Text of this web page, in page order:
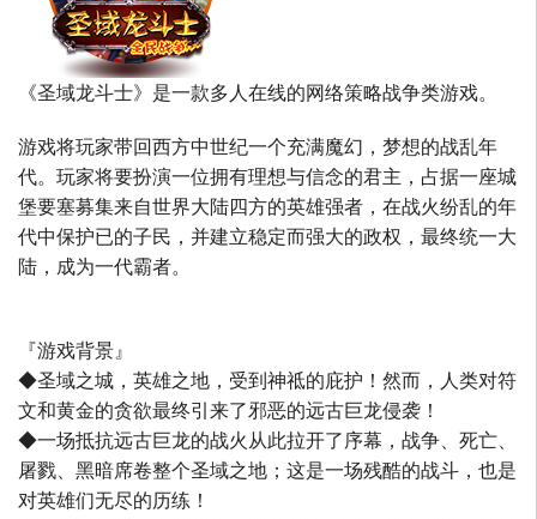
《圣域龙斗士》是一款多人在线的网络策略战争类游戏。
游戏将玩家带回西方中世纪一个充满魔幻，梦想的战乱年
代。玩家将要扮演一位拥有理想与信念的君主，占据一座城
堡要塞募集来自世界大陆四方的英雄强者，在战火纷乱的年
代中保护已的子民，并建立稳定而强大的政权，最终统一大
陆，成为一代霸者。
『游戏背景』
◆圣域之城，英雄之地，受到神祗的庇护！然而，人类对符
文和黄金的贪欲最终引来了邪恶的远古巨龙侵袭！
◆一场抵抗远古巨龙的战火从此拉开了序幕，战争、死亡、
屠戮、黑暗席卷整个圣域之地；这是一场残酷的战斗，也是
对英雄们无尽的历练！